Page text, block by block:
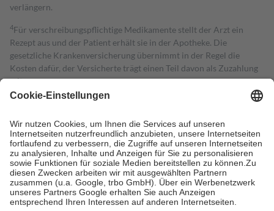
verlängern.
4Für verschreibungspflichtige Medikamente stellt der Arzt ein
Rezept aus und der Patient erhält sie in der Apotheke. Die
gesetzliche Krankenversicherung übernimmt in der Regel die
Kosten dafür, der Versicherte trägt einen Teil davon als Zuzahlung
mit.
Grundsätzlich leisten Mitglieder Zuzahlungen in Höhe von zehn
höchstens zehn Euro.
Es sind jedoch nie mehr als die tatsächlichen
Kosten der Leistung zu entrichten.
Diese Regeln gelten grundsätzlich auch für Online-Apotheken.
Bei Heilmitteln und häuslicher Krankenpflege beträgt die
Zuzahlung zehn Prozent der Kosten sowie zehn Euro je
Verordnung.
Um das Engagement der Versicherten für ihre eigene Gesundheit zu
stärken und die besondere Stellung der Familie zu unterstützen,